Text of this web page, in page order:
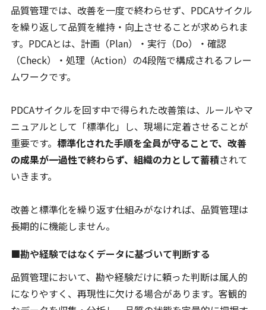
品質管理では、改善を一度で終わらせず、PDCAサイクル
を繰り返して品質を維持・向上させることが求められま
す。PDCAとは、計画（Plan）・実行（Do）・確認
（Check）・処理（Action）の4段階で構成されるフレー
ムワークです。
PDCAサイクルを回す中で得られた改善策は、ルールやマ
ニュアルとして「標準化」し、現場に定着させることが
重要です。標準化された手順を全員が守ることで、改善
の成果が一過性で終わらず、組織の力として蓄積されて
いきます。
改善と標準化を繰り返す仕組みがなければ、品質管理は
長期的に機能しません。
■勘や経験ではなくデータに基づいて判断する
品質管理において、勘や経験だけに頼った判断は属人的
になりやすく、再現性に欠ける場合があります。客観的